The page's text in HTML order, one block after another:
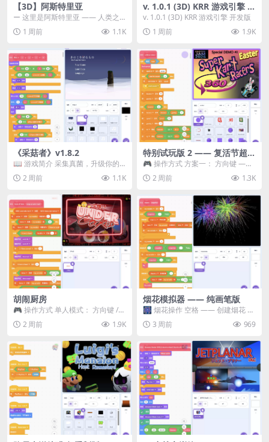
【3D】阿斯特里亚
ー 这里是阿斯特里亚 —— 人类之
罪与未来希望交汇之地 📖 游戏简
介 《阿斯特里...
1 周前 1.1K
v. 1.0.1 (3D) KRR 游戏引擎 开
发版
v. 1.0.1 (3D) KRR 游戏引擎 开发版
1 周前
1.9K
《采菇者》v1.8.2
📖 游戏简介 采集真菌，升级你的
机体，并前往未知领域探索。 这是
一款静谧的探索冒...
2 周前 1.1K
特别试玩版 2 —— 复活节超级
卡丁车赛
🎮 操作方式 方案一： 方向键 ——
移动 Z —— 跳跃 / 漂移 方案二： ...
2 周前 1.3K
胡闹厨房
🎮 操作方式 单人模式： 方向键 /
WASD —— 移动 Z / K —— 抓...
2 周前 1.9K
烟花模拟器 —— 纯画笔版
🎆 烟花操作 空格 —— 创建烟花 1
~ 3 —— 切换烟花类型 普通烟花
嘶...3 周前 969